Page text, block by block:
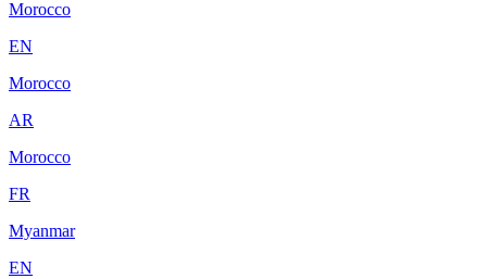
Morocco
EN
Morocco
AR
Morocco
FR
Myanmar
EN